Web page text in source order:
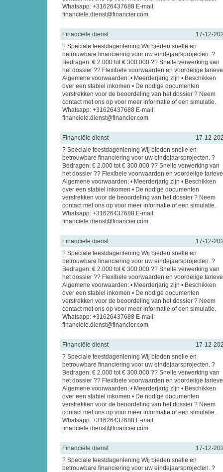
Whatsapp: +31626437688 E-mail:
financiele.dienst@financier.com
Financiële dienst
17-12-
? Speciale feestdagenlening Wij bieden snelle en
betrouwbare financiering voor uw eindejaarsprojecten. ?
Bedragen: € 2.000 tot € 300.000 ?? Snelle verwerking van
het dossier ?? Flexibele voorwaarden en voordelige
Algemene voorwaarden: • Meerderjarig zijn • Beschikken
over een stabiel inkomen • De nodige documenten
verstrekken voor de beoordeling van het dossier ? Neem
contact met ons op voor meer informatie of een simulatie.
Whatsapp: +31626437688 E-mail:
financiele.dienst@financier.com
Financiële dienst
17-12-
? Speciale feestdagenlening Wij bieden snelle en
betrouwbare financiering voor uw eindejaarsprojecten. ?
Bedragen: € 2.000 tot € 300.000 ?? Snelle verwerking van
het dossier ?? Flexibele voorwaarden en voordelige
Algemene voorwaarden: • Meerderjarig zijn • Beschikken
over een stabiel inkomen • De nodige documenten
verstrekken voor de beoordeling van het dossier ? Neem
contact met ons op voor meer informatie of een simulatie.
Whatsapp: +31626437688 E-mail:
financiele.dienst@financier.com
Financiële dienst
17-12-
? Speciale feestdagenlening Wij bieden snelle en
betrouwbare financiering voor uw eindejaarsprojecten. ?
Bedragen: € 2.000 tot € 300.000 ?? Snelle verwerking van
het dossier ?? Flexibele voorwaarden en voordelige
Algemene voorwaarden: • Meerderjarig zijn • Beschikken
over een stabiel inkomen • De nodige documenten
verstrekken voor de beoordeling van het dossier ? Neem
contact met ons op voor meer informatie of een simulatie.
Whatsapp: +31626437688 E-mail:
financiele.dienst@financier.com
Financiële dienst
17-12-
? Speciale feestdagenlening Wij bieden snelle en
betrouwbare financiering voor uw eindejaarsprojecten. ?
Bedragen: € 2.000 tot € 300.000 ?? Snelle verwerking van
het dossier ?? Flexibele voorwaarden en voordelige
Algemene voorwaarden: • Meerderjarig zijn • Beschikken
over een stabiel inkomen • De nodige documenten
verstrekken voor de beoordeling van het dossier ? Neem
contact met ons op voor meer informatie of een simulatie.
Whatsapp: +31626437688 E-mail:
financiele.dienst@financier.com
Financiële dienst
17-12-
? Speciale feestdagenlening Wij bieden snelle en
betrouwbare financiering voor uw eindejaarsprojecten. ?